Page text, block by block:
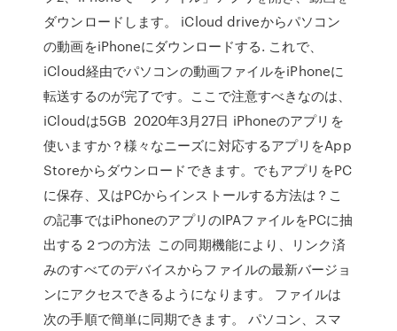
ダウンロードします。 iCloud driveからパソコン
の動画をiPhoneにダウンロードする. これで、
iCloud経由でパソコンの動画ファイルをiPhoneに
転送するのが完了です。ここで注意すべきなのは、
iCloudは5GB 2020年3月27日 iPhoneのアプリを
使いますか？様々なニーズに対応するアプリをApp
Storeからダウンロードできます。でもアプリをPC
に保存、又はPCからインストールする方法は？こ
の記事ではiPhoneのアプリのIPAファイルをPCに抽
出する２つの方法 この同期機能により、リンク済
みのすべてのデバイスからファイルの最新バージョ
ンにアクセスできるようになります。 ファイルは
次の手順で簡単に同期できます。 パソコン、スマ